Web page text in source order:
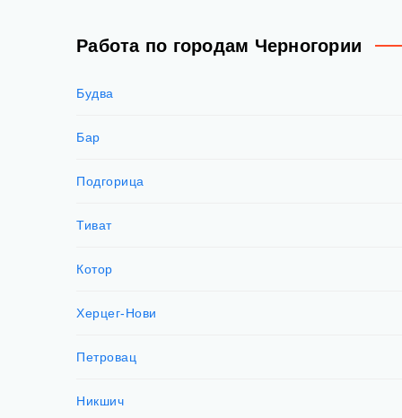
Работа по городам Черногории
Будва
Бар
Подгорица
Тиват
Котор
Херцег-Нови
Петровац
Никшич